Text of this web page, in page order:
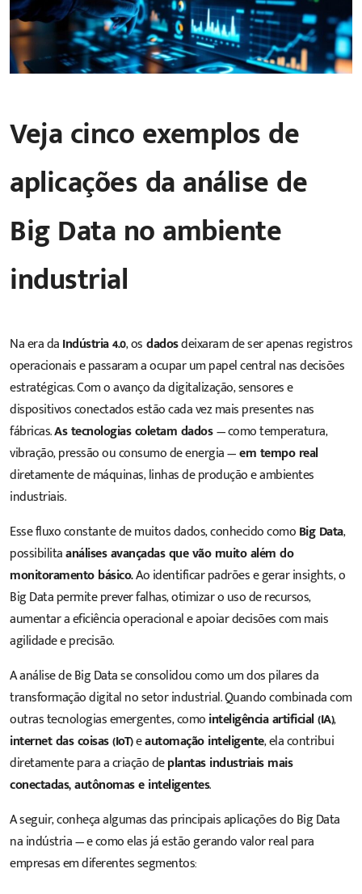
Veja cinco exemplos de
aplicações da análise de
Big Data no ambiente
industrial
Na era daIndústria 4.0, osdadosdeixaram de ser apenas registros
operacionais e passaram a ocupar um papel central nas decisões
estratégicas. Com o avanço da digitalização, sensores e
dispositivos conectados estão cada vez mais presentes nas
fábricas.As tecnologias coletam dados— como temperatura,
vibração, pressão ou consumo de energia —em tempo real
diretamente de máquinas, linhas de produção e ambientes
industriais.
Esse fluxo constante de muitos dados, conhecido comoBig Data,
possibilitaanálises avançadas que vão muito além do
monitoramento básico.Ao identificar padrões e gerar insights, o
Big Data permite prever falhas, otimizar o uso de recursos,
aumentar a eficiência operacional e apoiar decisões com mais
agilidade e precisão.
A análise de Big Data se consolidou como um dos pilares da
transformação digital no setor industrial. Quando combinada com
outras tecnologias emergentes, comointeligência artificial (IA),
internet das coisas (IoT)eautomação inteligente, ela contribui
diretamente para a criação deplantas industriais mais
conectadas, autônomas e inteligentes.
A seguir, conheça algumas das principais aplicações do Big Data
na indústria — e como elas já estão gerando valor real para
empresas em diferentes segmentos: